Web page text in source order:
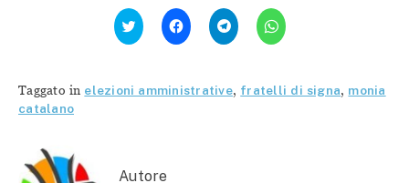
Fai
clic
qui
Twitter
(Si
Fai
clic
per
condividere
(Si
apre
Fai
clic
per
condividere
(Si
apre
Fai
clic
per
(Si
apre
Taggato in elezioni amministrative, fratelli di signa, monia
catalano
Autore